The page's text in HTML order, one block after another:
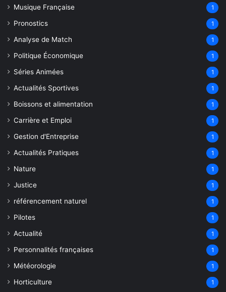
Musique Française 1
Pronostics 1
Analyse de Match 1
Politique Économique 1
Séries Animées 1
Actualités Sportives 1
Boissons et alimentation 1
Carrière et Emploi 1
Gestion d'Entreprise 1
Actualités Pratiques 1
Nature 1
Justice 1
référencement naturel 1
Pilotes 1
Actualité 1
Personnalités françaises 1
Météorologie 1
Horticulture 1